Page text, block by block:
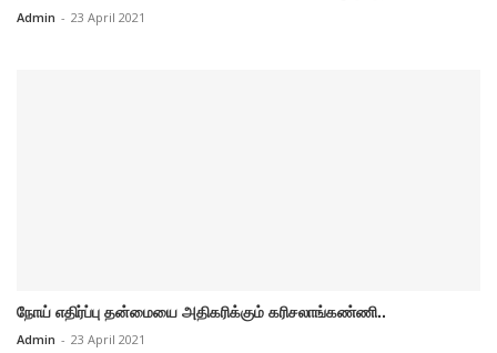
Admin - 23 April 2021
நோய் எதிர்ப்பு தன்மையை அதிகரிக்கும் கரிசலாங்கண்ணி..
Admin - 23 April 2021